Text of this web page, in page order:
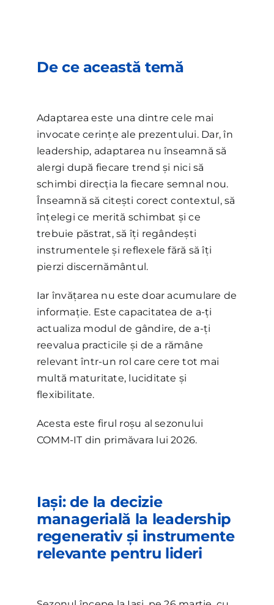
De ce această temă
Adaptarea este una dintre cele mai
invocate cerințe ale prezentului. Dar, în
leadership, adaptarea nu înseamnă să
alergi după fiecare trend și nici să
schimbi direcția la fiecare semnal nou.
Înseamnă să citești corect contextul, să
înțelegi ce merită schimbat și ce
trebuie păstrat, să îți regândești
instrumentele și reflexele fără să îți
pierzi discernământul.
Iar învățarea nu este doar acumulare de
informație. Este capacitatea de a-ți
actualiza modul de gândire, de a-ți
reevalua practicile și de a rămâne
relevant într-un rol care cere tot mai
multă maturitate, luciditate și
flexibilitate.
Acesta este firul roșu al sezonului
COMM-IT din primăvara lui 2026.
Iași: de la decizie
managerială la leadership
regenerativ și instrumente
relevante pentru lideri